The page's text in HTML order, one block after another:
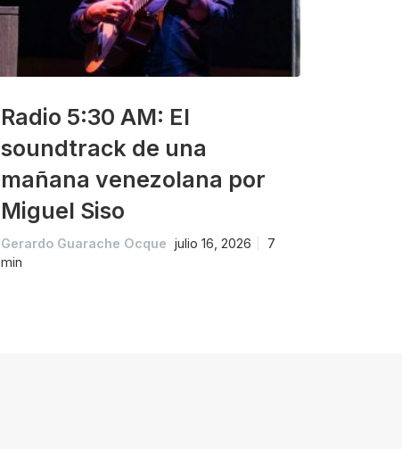
Radio 5:30 AM: El
soundtrack de una
mañana venezolana por
Miguel Siso
Gerardo Guarache Ocque julio 16, 2026
7
min